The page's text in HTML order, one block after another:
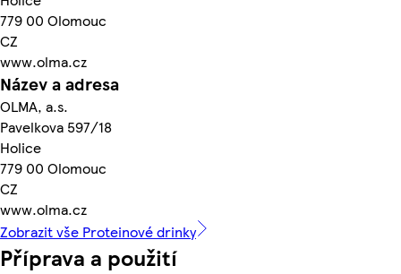
779 00 Olomouc
CZ
www.olma.cz
Název a adresa
OLMA, a.s.
Pavelkova 597/18
Holice
779 00 Olomouc
CZ
www.olma.cz
Zobrazit vše Proteinové drinky
Příprava a použití